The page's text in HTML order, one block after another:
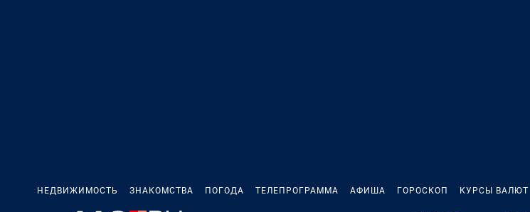
НЕДВИЖИМОСТЬ ЗНАКОМСТВА ПОГОДА ТЕЛЕПРОГРАММА АФИША ГОРОСКОП КУРСЫ ВАЛЮТ